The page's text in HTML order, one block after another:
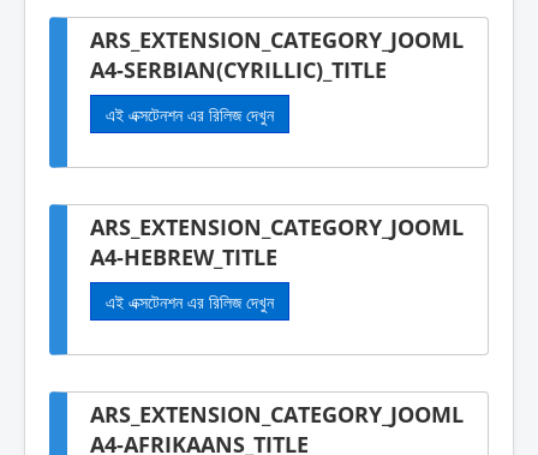
ARS_EXTENSION_CATEGORY_JOOML
A4-SERBIAN(CYRILLIC)_TITLE
এই এক্সটেনশন এর রিলিজ দেখুন
ARS_EXTENSION_CATEGORY_JOOML
A4-HEBREW_TITLE
এই এক্সটেনশন এর রিলিজ দেখুন
ARS_EXTENSION_CATEGORY_JOOML
A4-AFRIKAANS_TITLE